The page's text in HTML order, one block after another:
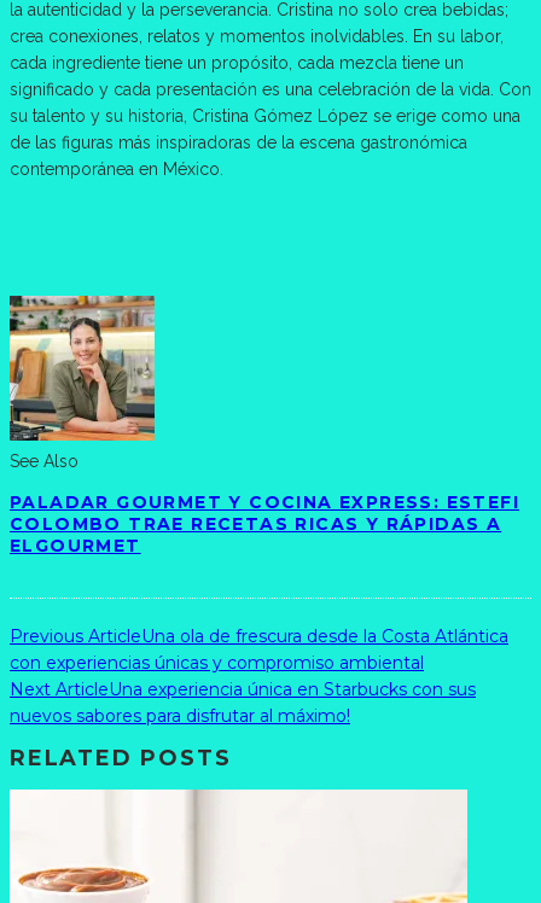
la autenticidad y la perseverancia. Cristina no solo crea bebidas;
crea conexiones, relatos y momentos inolvidables. En su labor,
cada ingrediente tiene un propósito, cada mezcla tiene un
significado y cada presentación es una celebración de la vida. Con
su talento y su historia, Cristina Gómez López se erige como una
de las figuras más inspiradoras de la escena gastronómica
contemporánea en México.
See Also
PALADAR GOURMET Y COCINA EXPRESS: ESTEFI
COLOMBO TRAE RECETAS RICAS Y RÁPIDAS A
ELGOURMET
Previous ArticleUna ola de frescura desde la Costa Atlántica
con experiencias únicas y compromiso ambiental
Next ArticleUna experiencia única en Starbucks con sus
nuevos sabores para disfrutar al máximo!
RELATED POSTS